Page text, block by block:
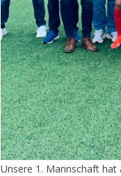
Unsere 1. Mannschaft